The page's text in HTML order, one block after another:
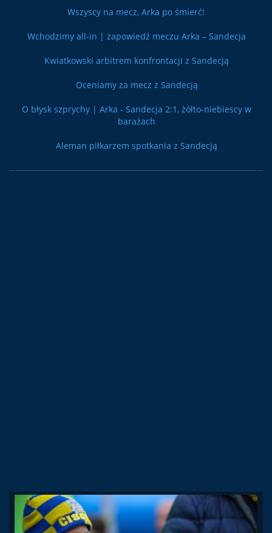
Wszyscy na mecz, Arka po śmierć!
Wchodzimy all-in | zapowiedź meczu Arka – Sandecja
Kwiatkowski arbitrem konfrontacji z Sandecją
Oceniamy za mecz z Sandecją
O błysk szprychy | Arka - Sandecja 2:1, żółto-niebiescy w
barażach
Aleman piłkarzem spotkania z Sandecją